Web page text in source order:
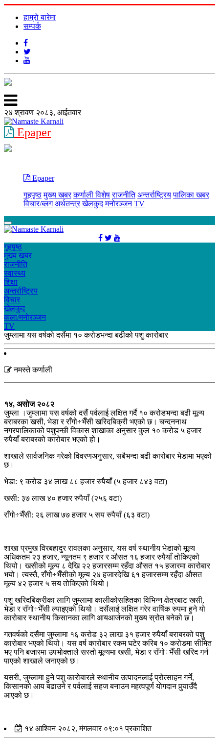
हाम्रो बारेमा
सम्पर्क
२४ श्रावण २०८३, आईतवार
Epaper
Epaper
गृहपृष्ठ मुख्य खबर कर्णाली विशेष राजनीति अन्तर्राष्ट्रिय पालिका खबर
विचार/ब्लग अर्थतन्त्र खेलकुद मनोरञ्जन TV
गृहपृष्ठ
मुख्य खबर
राजनीति
स्वास्थ्य
शिक्षा
अन्तर्राष्ट्रिय
विचार
खेलकुद
कला/मनाेरञ्जन
TV
जुम्लामा यस वर्षको दसैंमा १० करोडभन्दा बढीको पशु कारोबार
नमस्ते कर्णाली
१४, असोज २०८२
जुम्ला ।जुम्लामा यस वर्षको दसैं पर्वलाई लक्षित गर्दै १० करोडभन्दा बढी मूल्य
बराबरका खसी, भेडा र राँगो÷भैँसी खरिदबिक्री भएको छ। चन्दननाथ
नगरपालिकाको पशुपन्छी विकास शाखाका अनुसार कुल १० करोड ५ हजार
रुपैयाँ बराबरको कारोबार भएको हो।
शाखाले सार्वजनिक गरेको विवरणअनुसार, सबैभन्दा बढी कारोबार भेडामा भएको
छ।
भेडा: ९ करोड ३४ लाख ८८ हजार रुपैयाँ (५ हजार ८४३ वटा)
खसी: ३७ लाख ४० हजार रुपैयाँ (२५६ वटा)
राँगो÷भैँसी: २६ लाख ७७ हजार ५ सय रुपैयाँ (६३ वटा)
शाखा प्रमुख विरबहादुर रावलका अनुसार, यस वर्ष स्थानीय भेडाको मूल्य
अधिकतम २३ हजार, न्यूनतम ९ हजार र औसत १६ हजार रुपैयाँ तोकिएको
थियो। खसीको मूल्य ८ देखि २२ हजारसम्म रहँदा औसत १५ हजारमा कारोबार
भयो। त्यस्तै, राँगो÷भैँसीको मूल्य २४ हजारदेखि ६१ हजारसम्म रहँदा औसत
मूल्य ४२ हजार ५ सय तोकिएको थियो।
पशु खरिदबिक्रीका लागि जुम्लामा कालीकोसहितका विभिन्न क्षेत्रबाट खसी,
भेडा र राँगो÷भैँसी ल्याइएको थियो। दसैंलाई लक्षित गरेर वार्षिक रुपमा हुने यो
कारोबार स्थानीय किसानका लागि आयआर्जनको मुख्य स्रोत बनेको छ।
गतवर्षको दसैंमा जुम्लामा १६ करोड ३२ लाख ३१ हजार रुपैयाँ बराबरको पशु
कारोबार भएको थियो। यस वर्ष कारोबार रकम घटेर करिब १० करोडमा सीमित
भए पनि बजारमा उपभोक्ताले सस्तो मूल्यमा खसी, भेडा र राँगो÷भैँसी खरिद गर्न
पाएको शाखाले जनाएको छ।
यसरी, जुम्लामा हुने पशु कारोबारले स्थानीय उत्पादनलाई प्रोत्साहन गर्ने,
किसानको आय बढाउने र पर्वलाई सहज बनाउन महत्वपूर्ण योगदान पुर्‍याउँदै
आएको छ।
१४ आश्विन २०८२, मंगलवार ०९:०१ प्रकाशित